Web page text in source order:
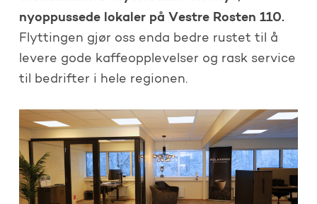
nyoppussede lokaler på Vestre Rosten 110.
Flyttingen gjør oss enda bedre rustet til å
levere gode kaffeopplevelser og rask service
til bedrifter i hele regionen.